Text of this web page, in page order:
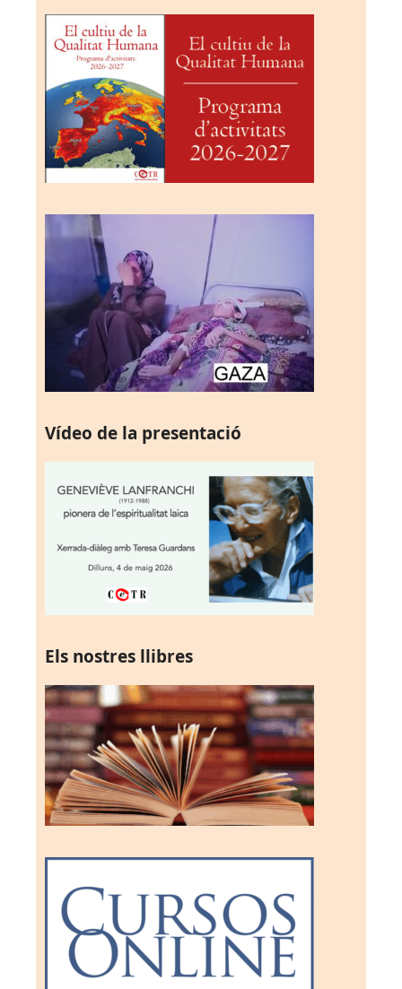
Vídeo de la presentació
Els nostres llibres